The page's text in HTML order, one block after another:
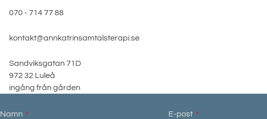
070 - 714 77 88
kontakt@annkatrinsamtalsterapi.se
Sandviksgatan 71D
972 32 Luleå
ingång från gården
Namn E-post